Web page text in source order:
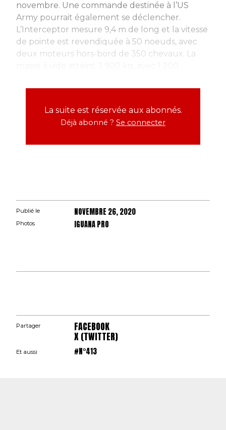
novembre. Une commande destinée à l’US
Army pourrait également se déclencher.
L’Interceptor mesure 9,4 m de long et la vitesse
de pointe est revendiquée à 50 noeuds, avec
deux moteurs hors-bord de 350 chevaux. La
La suite est réservée aux abonnés.
Déjà abonné ? Se connecter
Publié le NOVEMBRE 26, 2020
Photos IGUANA PRO
Partager FACEBOOK
X (TWITTER)
Et aussi #N°413